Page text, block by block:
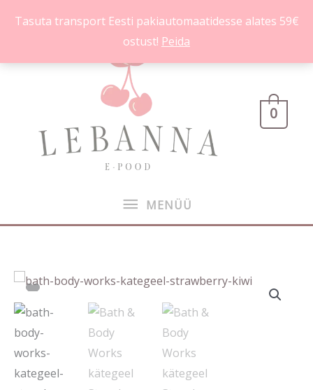
Tasuta transport Eesti pakiautomaatidesse alates 59€
ostust! Peida
MENÜÜ
MENÜÜ
0
Bath
&
Body
Works
kätegeel
Strawberry